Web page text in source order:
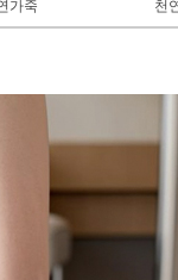
가죽
천